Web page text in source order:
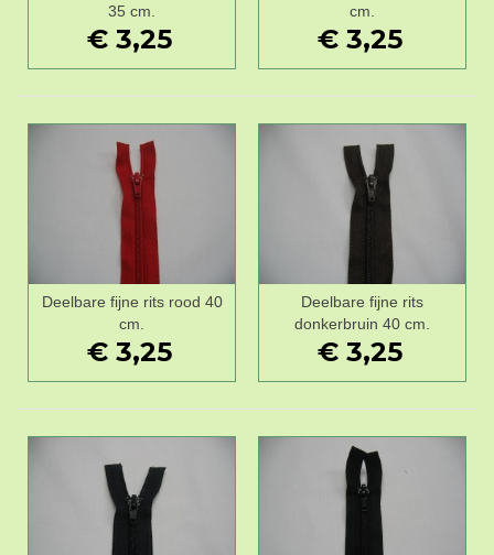
35 cm.
€ 3,25
cm.
€ 3,25
Deelbare fijne rits rood 40
cm.
€ 3,25
Deelbare fijne rits
donkerbruin 40 cm.
€ 3,25